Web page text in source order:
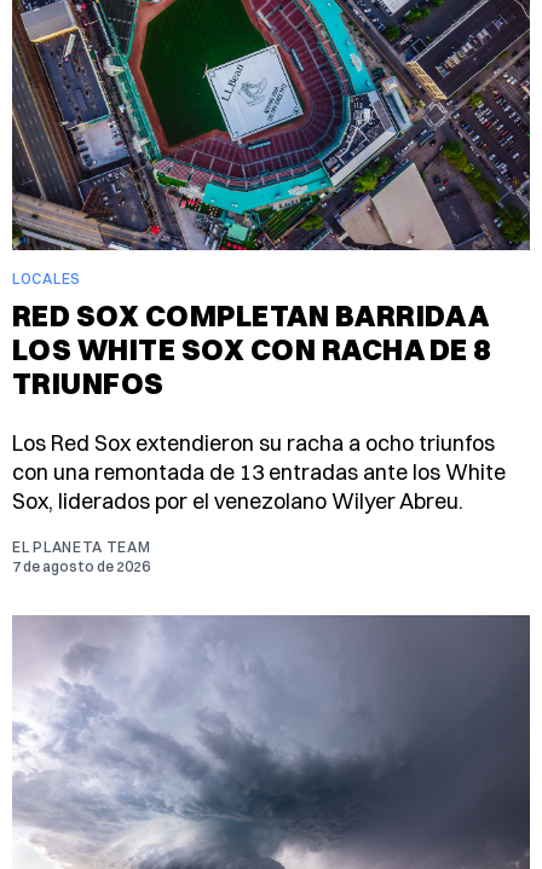
LOCALES
RED SOX COMPLETAN BARRIDA A
LOS WHITE SOX CON RACHA DE 8
TRIUNFOS
Los Red Sox extendieron su racha a ocho triunfos
con una remontada de 13 entradas ante los White
Sox, liderados por el venezolano Wilyer Abreu.
EL PLANETA TEAM
7 de agosto de 2026